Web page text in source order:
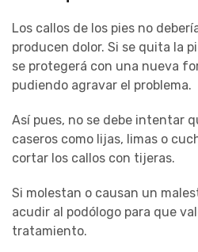
Los callos de los pies no
producen dolor. Si se quita la
se protegerá con una nueva
pudiendo agravar el problema.
Así pues, no se debe intentar
caseros como lijas, limas o
cortar los callos con tijeras.
Si molestan o causan un
acudir al podólogo para que
tratamiento.